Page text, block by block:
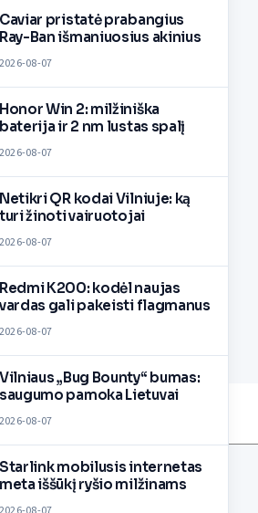
Caviar pristatė prabangius
Ray-Ban išmaniuosius akinius
2026-08-07
Honor Win 2: milžiniška
baterija ir 2 nm lustas spalį
2026-08-07
Netikri QR kodai Vilniuje: ką
turi žinoti vairuotojai
2026-08-07
Redmi K200: kodėl naujas
vardas gali pakeisti flagmanus
2026-08-07
Vilniaus „Bug Bounty“ bumas:
saugumo pamoka Lietuvai
2026-08-07
Starlink mobilusis internetas
meta iššūkį ryšio milžinams